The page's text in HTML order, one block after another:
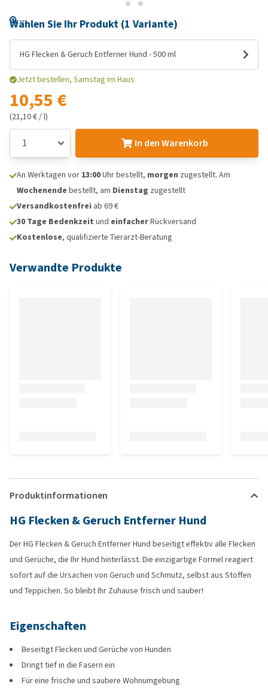
Wählen Sie Ihr Produkt (1 Variante)
HG Flecken & Geruch Entferner Hund - 500 ml
Jetzt bestellen, Samstag im Haus
10,55 €
(21,10 € / l)
In den Warenkorb
An Werktagen vor 13:00Uhr bestellt, morgen zugestellt. Am
Wochenende bestellt, am Dienstag zugestellt
Versandkostenfrei ab 69 €
30 Tage Bedenkzeit und einfacherRückversand
Kostenlose, qualifizierte Tierarzt-Beratung
Verwandte Produkte
Produktinformationen
HG Flecken & Geruch Entferner Hund
Der HG Flecken & Geruch Entferner Hund beseitigt effektiv alle Flecken
und Gerüche, die Ihr Hund hinterlässt. Die einzigartige Formel reagiert
sofort auf die Ursachen von Geruch und Schmutz, selbst aus Stoffen
und Teppichen. So bleibt Ihr Zuhause frisch und sauber!
Eigenschaften
Beseitigt Flecken und Gerüche von Hunden
Dringt tief in die Fasern ein
Für eine frische und saubere Wohnumgebung